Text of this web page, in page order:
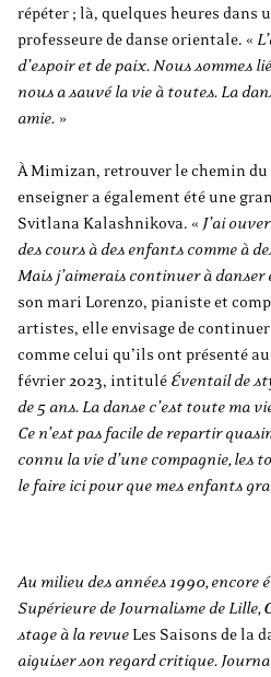
répéter ; là, quelques heures dans
professeure de danse orientale. «
d’espoir et de paix. Nous sommes
nous a sauvé la vie à toutes. La
amie. »
À Mimizan, retrouver le chemin du
enseigner a également été une
Svitlana Kalashnikova. « J’ai
des cours à des enfants comme à
Mais j’aimerais continuer à danser
son mari Lorenzo, pianiste et
artistes, elle envisage de
comme celui qu’ils ont présenté
février 2023, intitulé Éventail de
de 5 ans. La danse c’est toute ma
Ce n’est pas facile de repartir
connu la vie d’une compagnie, les
le faire ici pour que mes enfants
Au milieu des années 1990, encore
Supérieure de Journalisme de Lille,
stage à la revueLes Saisons de la
aiguiser son regard critique.